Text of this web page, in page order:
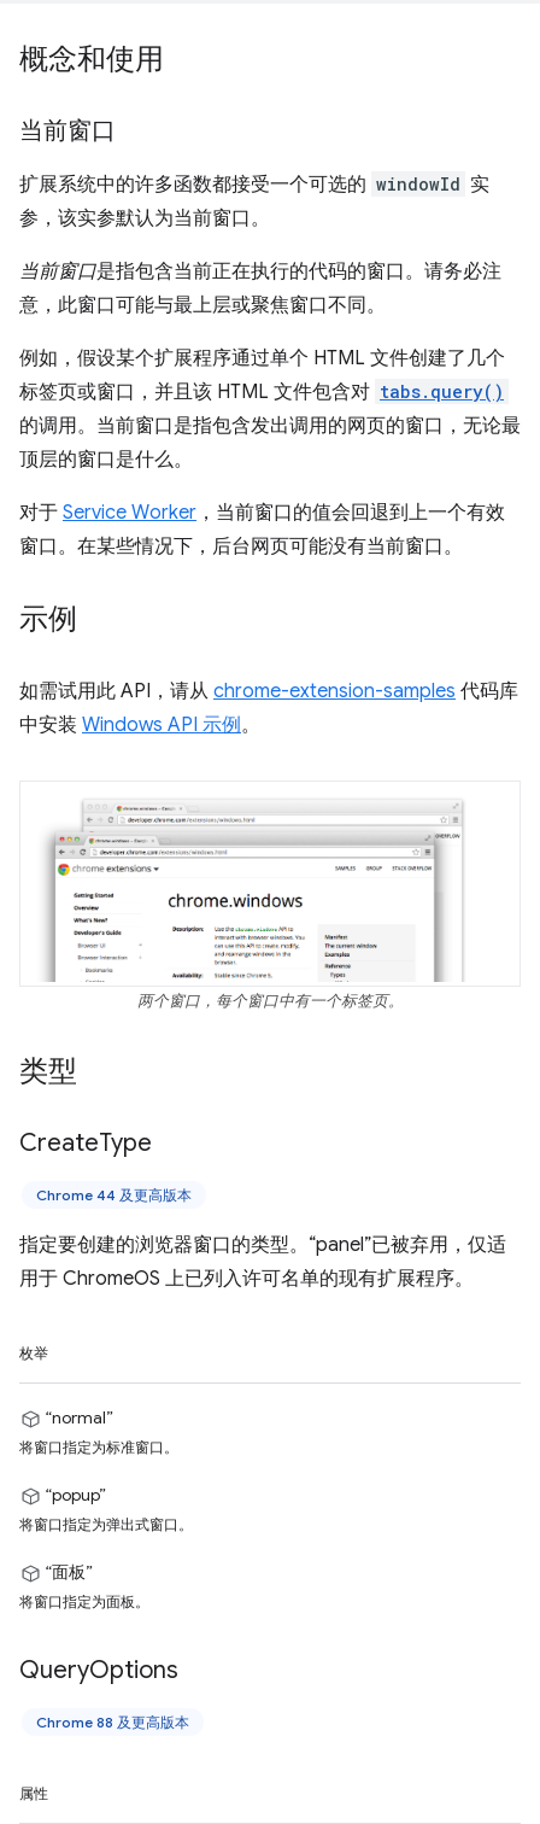
概念和使用
当前窗口
扩展系统中的许多函数都接受一个可选的 windowId 实
参，该实参默认为当前窗口。
当前窗口是指包含当前正在执行的代码的窗口。请务必注
意，此窗口可能与最上层或聚焦窗口不同。
例如，假设某个扩展程序通过单个 HTML 文件创建了几个
标签页或窗口，并且该 HTML 文件包含对 tabs.query()
的调用。当前窗口是指包含发出调用的网页的窗口，无论最
顶层的窗口是什么。
对于 Service Worker ，当前窗口的值会回退到上一个有效
窗口。在某些情况下，后台网页可能没有当前窗口。
示例
如需试用此 API，请从 chrome-extension-samples 代码库
中安装 Windows API 示例。
两个窗口，每个窗口中有一个标签页。
类型
CreateType
Chrome 44 及更高版本
指定要创建的浏览器窗口的类型。“panel”已被弃用，仅适
用于 ChromeOS 上已列入许可名单的现有扩展程序。
枚举
“normal”
将窗口指定为标准窗口。
“popup”
将窗口指定为弹出式窗口。
“面板”
将窗口指定为面板。
QueryOptions
Chrome 88 及更高版本
属性